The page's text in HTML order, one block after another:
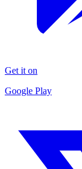
Get it on
Google Play